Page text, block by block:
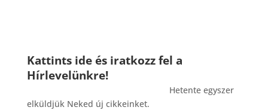
Kattints ide és iratkozz fel a
Hírlevelünkre!
Hetente egyszer
elküldjük Neked új cikkeinket.